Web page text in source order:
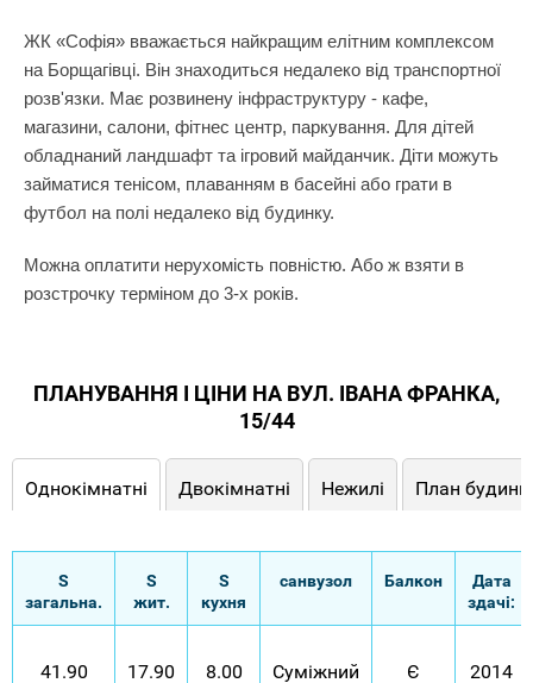
ЖК «Софія» вважається найкращим елітним комплексом
на Борщагівці. Він знаходиться недалеко від транспортної
розв'язки. Має розвинену інфраструктуру - кафе,
магазини, салони, фітнес центр, паркування. Для дітей
обладнаний ландшафт та ігровий майданчик. Діти можуть
займатися тенісом, плаванням в басейні або грати в
футбол на полі недалеко від будинку.
Можна оплатити нерухомість повністю. Або ж взяти в
розстрочку терміном до 3-х років.
ПЛАНУВАННЯ І ЦІНИ НА ВУЛ. ІВАНА ФРАНКА,
15/44
Однокімнатні Двокімнатні Нежилі План
S
загальна.
S
жит.
S
кухня
санвузол Балкон
Дата
здачі:
41.90 17.90 8.00 Суміжний Є 2014